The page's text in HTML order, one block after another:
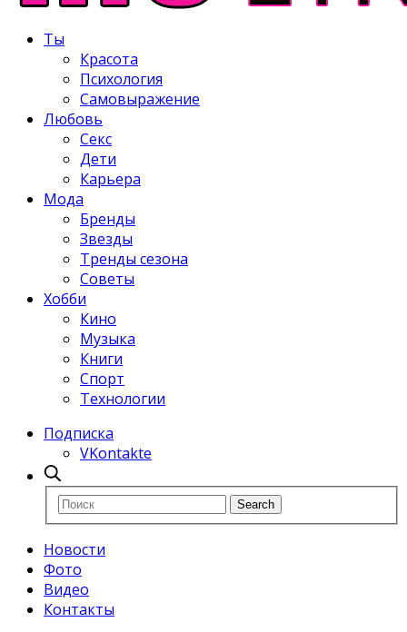
Ты
Красота
Психология
Самовыражение
Любовь
Секс
Дети
Карьера
Мода
Бренды
Звезды
Тренды сезона
Советы
Хобби
Кино
Музыка
Книги
Спорт
Технологии
Подписка
VKontakte
Новости
Фото
Видео
Контакты